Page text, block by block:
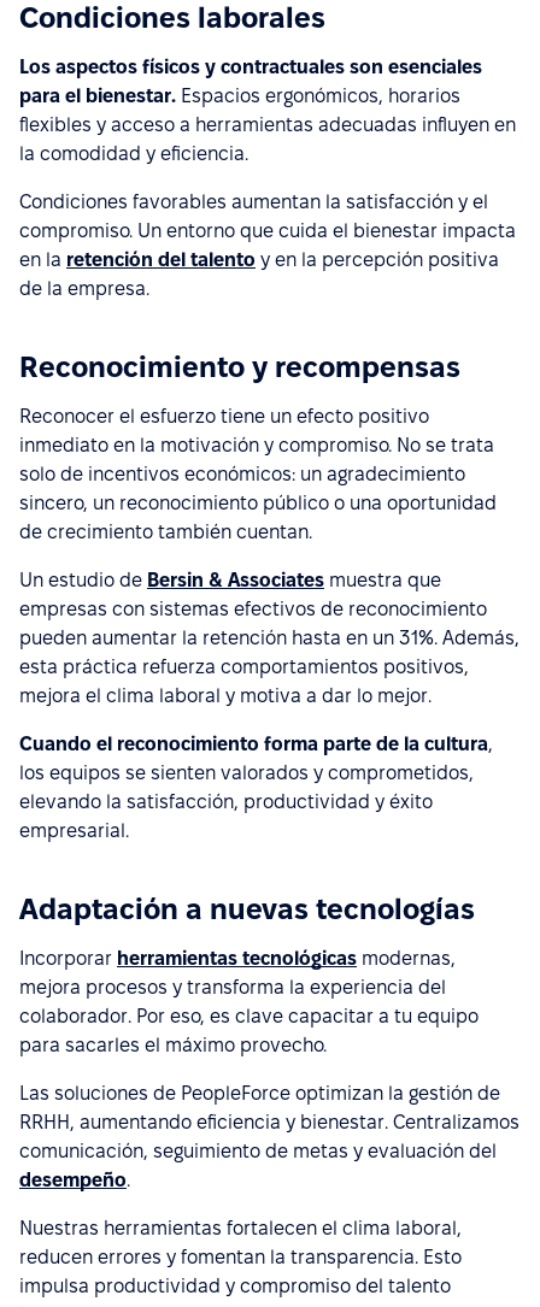
Condiciones laborales
Los aspectos físicos y contractuales son esenciales
para el bienestar. Espacios ergonómicos, horarios
flexibles y acceso a herramientas adecuadas influyen en
la comodidad y eficiencia.
Condiciones favorables aumentan la satisfacción y el
compromiso. Un entorno que cuida el bienestar impacta
en la retención del talento y en la percepción positiva
de la empresa.
Reconocimiento y recompensas
Reconocer el esfuerzo tiene un efecto positivo
inmediato en la motivación y compromiso. No se trata
solo de incentivos económicos: un agradecimiento
sincero, un reconocimiento público o una oportunidad
de crecimiento también cuentan.
Un estudio de Bersin & Associates muestra que
empresas con sistemas efectivos de reconocimiento
pueden aumentar la retención hasta en un 31%. Además,
esta práctica refuerza comportamientos positivos,
mejora el clima laboral y motiva a dar lo mejor.
Cuando el reconocimiento forma parte de la cultura,
los equipos se sienten valorados y comprometidos,
elevando la satisfacción, productividad y éxito
empresarial.
Adaptación a nuevas tecnologías
Incorporar herramientas tecnológicas modernas,
mejora procesos y transforma la experiencia del
colaborador. Por eso, es clave capacitar a tu equipo
para sacarles el máximo provecho.
Las soluciones de PeopleForce optimizan la gestión de
RRHH, aumentando eficiencia y bienestar. Centralizamos
comunicación, seguimiento de metas y evaluación del
desempeño.
Nuestras herramientas fortalecen el clima laboral,
reducen errores y fomentan la transparencia. Esto
impulsa productividad y compromiso del talento